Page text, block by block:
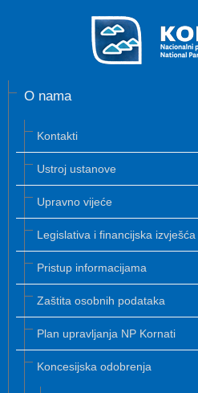
O nama
Kontakti
Ustroj ustanove
Upravno vijeće
Legislativa i financijska izvješća
Pristup informacijama
Zaštita osobnih podataka
Plan upravljanja NP Kornati
Koncesijska odobrenja